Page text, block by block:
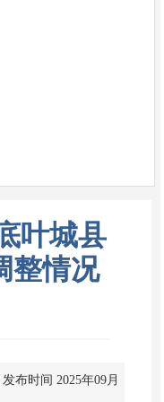
叶城县
整情况
发布时间 2025年09月